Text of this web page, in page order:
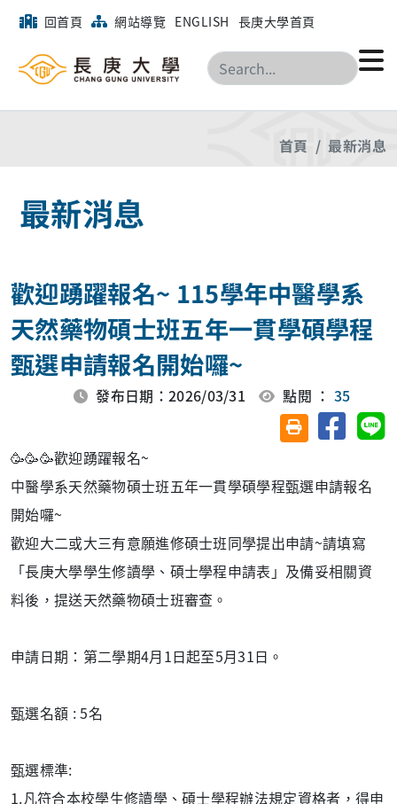
回首頁 網站導覽 ENGLISH 長庚大學首頁
搜尋
首頁 最新消息
最新消息
歡迎踴躍報名~ 115學年中醫學系
天然藥物碩士班五年一貫學碩學程
甄選申請報名開始囉~
發布日期：2026/03/31 點閱 ：35
友善列印(另開視
分享至
🥳🥳🥳歡迎踴躍報名~
中醫學系天然藥物碩士班五年一貫學碩學程甄選申請報名
開始囉~
歡迎大二或大三有意願進修碩士班同學提出申請~請填寫
「長庚大學學生修讀學、碩士學程申請表」及備妥相關資
料後，提送天然藥物碩士班審查。
申請日期：第二學期4月1日起至5月31日。
甄選名額 : 5名
甄選標準:
1.凡符合本校學生修讀學、碩士學程辦法規定資格者，得申